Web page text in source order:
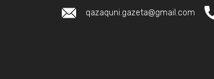
qazaquni.gazeta@gmail.com